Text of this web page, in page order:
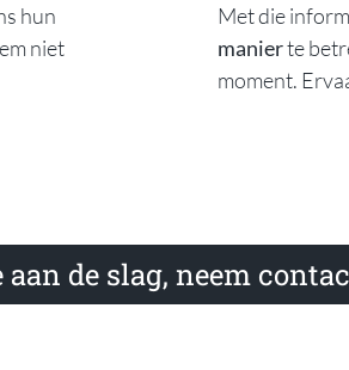
hun
niet
Met die
manierte
moment.
de slag, neem